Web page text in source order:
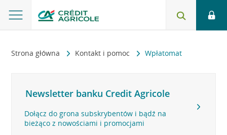
Strona główna Kontakt i pomoc Wpłatomat
Newsletter banku Credit Agricole
Dołącz do grona subskrybentów i bądź na
bieżąco z nowościami i promocjami